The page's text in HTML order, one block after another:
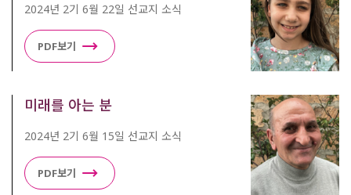
2024년 2기 6월 22일 선교지 소식
PDF보기
미래를 아는 분
2024년 2기 6월 15일 선교지 소식
PDF보기